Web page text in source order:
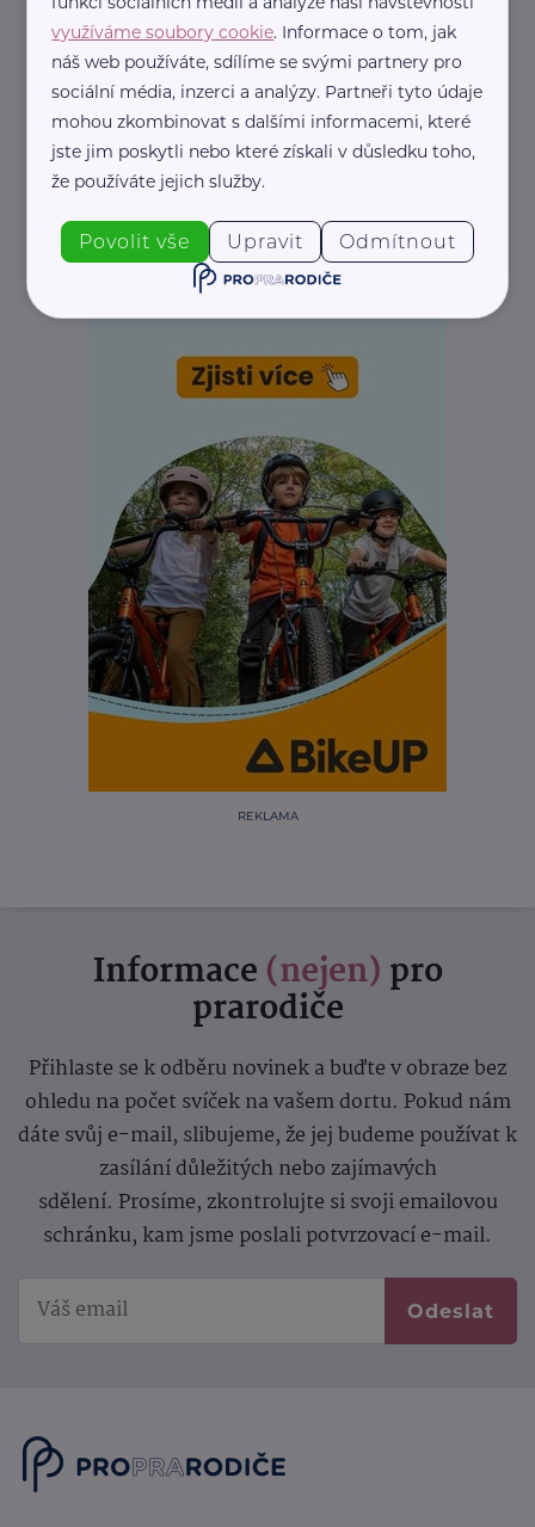
REKLAMA
Informace (nejen) pro
prarodiče
Přihlaste se k odběru novinek a buďte v obraze bez
ohledu na počet svíček na vašem dortu. Pokud nám
dáte svůj e-mail, slibujeme, že jej budeme používat k
zasílání důležitých nebo zajímavých
sdělení. Prosíme, zkontrolujte si svoji emailovou
schránku, kam jsme poslali potvrzovací e-mail.
Odeslat
využíváme soubory cookie. Informace o tom, jak
náš web používáte, sdílíme se svými partnery pro
sociální média, inzerci a analýzy. Partneři tyto údaje
mohou zkombinovat s dalšími informacemi, které
jste jim poskytli nebo které získali v důsledku toho,
že používáte jejich služby.
Povolit vše Upravit Odmítnout